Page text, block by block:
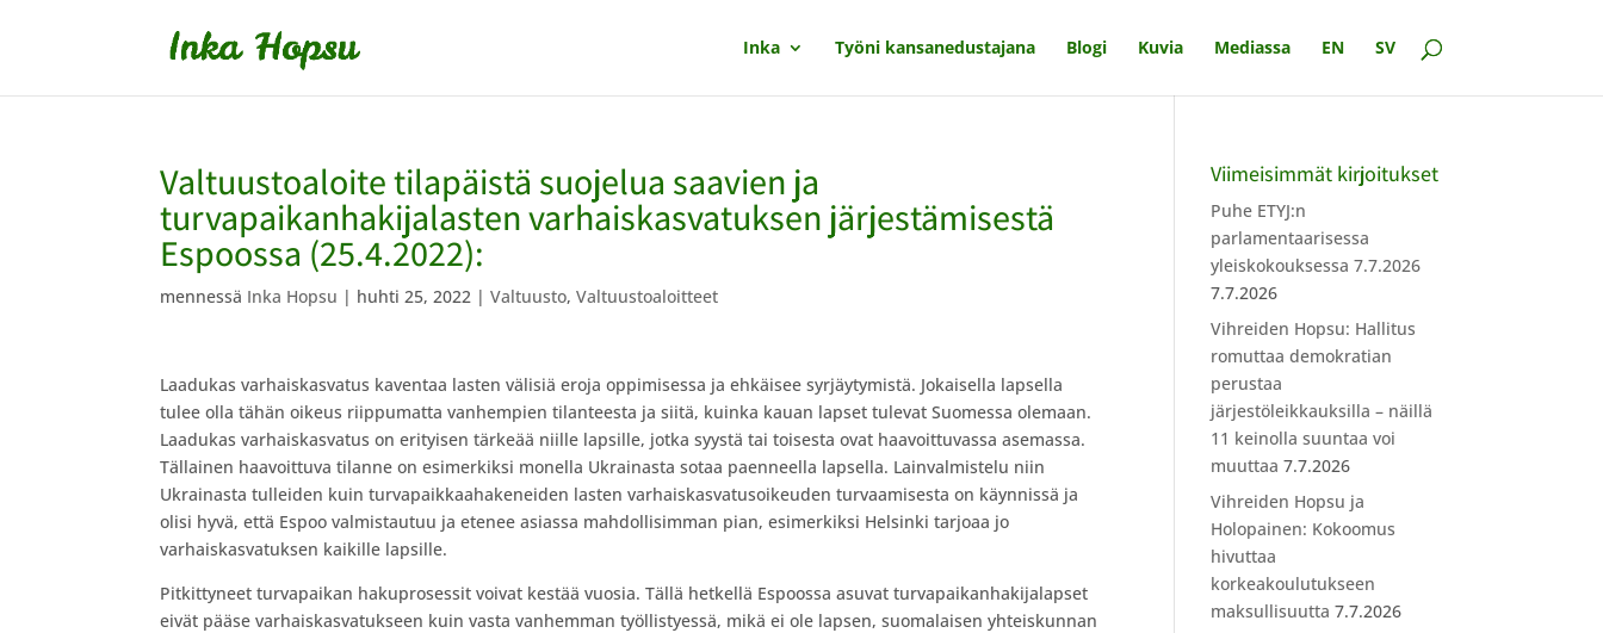
Inka Työni kansanedustajana Blogi Kuvia Mediassa EN SV
Valtuustoaloite tilapäistä suojelua saavien ja
turvapaikanhakijalasten varhaiskasvatuksen järjestämisestä
Espoossa (25.4.2022):
mennessä Inka Hopsu | huhti 25, 2022 |Valtuusto,Valtuustoaloitteet
Laadukas varhaiskasvatus kaventaa lasten välisiä eroja oppimisessa ja ehkäisee syrjäytymistä. Jokaisella lapsella
tulee olla tähän oikeus riippumatta vanhempien tilanteesta ja siitä, kuinka kauan lapset tulevat Suomessa olemaan.
Laadukas varhaiskasvatus on erityisen tärkeää niille lapsille, jotka syystä tai toisesta ovat haavoittuvassa asemassa.
Tällainen haavoittuva tilanne on esimerkiksi monella Ukrainasta sotaa paenneella lapsella. Lainvalmistelu niin
Ukrainasta tulleiden kuin turvapaikkaahakeneiden lasten varhaiskasvatusoikeuden turvaamisesta on käynnissä ja
olisi hyvä, että Espoo valmistautuu ja etenee asiassa mahdollisimman pian, esimerkiksi Helsinki tarjoaa jo
varhaiskasvatuksen kaikille lapsille.
Pitkittyneet turvapaikan hakuprosessit voivat kestää vuosia. Tällä hetkellä Espoossa asuvat turvapaikanhakijalapset
eivät pääse varhaiskasvatukseen kuin vasta vanhemman työllistyessä, mikä ei ole lapsen, suomalaisen yhteiskunnan
Viimeisimmät kirjoitukset
Puhe ETYJ:n
parlamentaarisessa
yleiskokouksessa 7.7.2026
7.7.2026
Vihreiden Hopsu: Hallitus
romuttaa demokratian
perustaa
järjestöleikkauksilla – näillä
11 keinolla suuntaa voi
muuttaa 7.7.2026
Vihreiden Hopsu ja
Holopainen: Kokoomus
hivuttaa
korkeakoulutukseen
maksullisuutta 7.7.2026